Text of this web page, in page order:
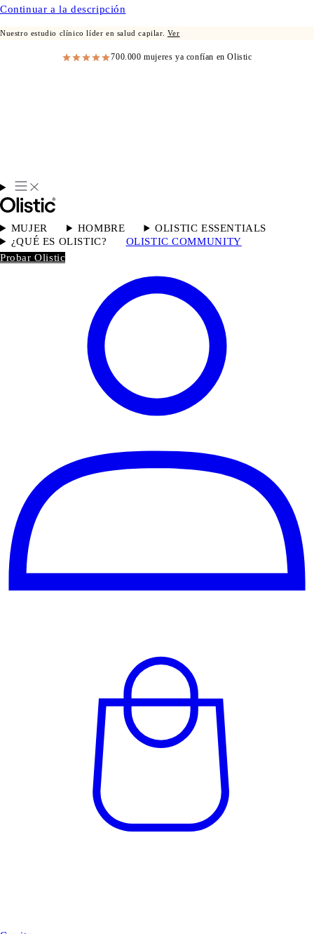
Continuar a la descripción
Nuestro estudio clínico líder en salud capilar. Ver
700.000 mujeres ya confían en Olistic
MUJER HOMBRE
OLISTIC ESSENTIALS
¿QUÉ ES OLISTIC?
OLISTIC COMMUNITY
Probar Olistic